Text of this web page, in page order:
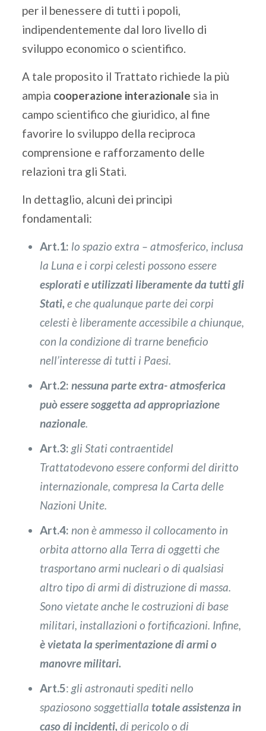
per il benessere di tutti i popoli,
indipendentemente dal loro livello di
sviluppo economico o scientifico.
A tale proposito il Trattato richiede la più
ampia cooperazione interazionale sia in
campo scientifico che giuridico, al fine
favorire lo sviluppo della reciproca
comprensione e rafforzamento delle
relazioni tra gli Stati.
In dettaglio, alcuni dei principi
fondamentali:
Art.1: lo spazio extra – atmosferico, inclusa
la Luna e i corpi celesti possono essere
esplorati e utilizzati liberamente da tutti gli
Stati, e che qualunque parte dei corpi
celesti è liberamente accessibile a chiunque,
con la condizione di trarne beneficio
nell’interesse di tutti i Paesi.
Art.2: nessuna parte extra- atmosferica
può essere soggetta ad appropriazione
nazionale.
Art.3: gli Stati contraentidel
Trattatodevono essere conformi del diritto
internazionale, compresa la Carta delle
Nazioni Unite.
Art.4: non è ammesso il collocamento in
orbita attorno alla Terra di oggetti che
trasportano armi nucleari o di qualsiasi
altro tipo di armi di distruzione di massa.
Sono vietate anche le costruzioni di base
militari, installazioni o fortificazioni. Infine,
è vietata la sperimentazione di armi o
manovre militari.
Art.5: gli astronauti spediti nello
spaziosono soggettialla totale assistenza in
caso di incidenti, di pericolo o di